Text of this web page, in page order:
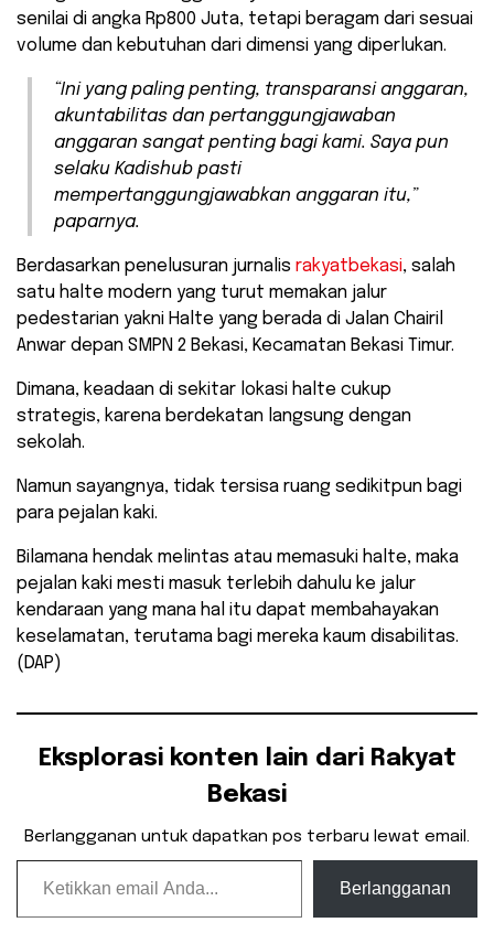
senilai di angka Rp800 Juta, tetapi beragam dari sesuai
volume dan kebutuhan dari dimensi yang diperlukan.
“Ini yang paling penting, transparansi anggaran,
akuntabilitas dan pertanggungjawaban
anggaran sangat penting bagi kami. Saya pun
selaku Kadishub pasti
mempertanggungjawabkan anggaran itu,”
paparnya.
Berdasarkan penelusuran jurnalis rakyatbekasi, salah
satu halte modern yang turut memakan jalur
pedestarian yakni Halte yang berada di Jalan Chairil
Anwar depan SMPN 2 Bekasi, Kecamatan Bekasi Timur.
Dimana, keadaan di sekitar lokasi halte cukup
strategis, karena berdekatan langsung dengan
sekolah.
Namun sayangnya, tidak tersisa ruang sedikitpun bagi
para pejalan kaki.
Bilamana hendak melintas atau memasuki halte, maka
pejalan kaki mesti masuk terlebih dahulu ke jalur
kendaraan yang mana hal itu dapat membahayakan
keselamatan, terutama bagi mereka kaum disabilitas.
(DAP)
Eksplorasi konten lain dari Rakyat
Bekasi
Berlangganan untuk dapatkan pos terbaru lewat email.
Ketikkan email Anda...
Berlangganan